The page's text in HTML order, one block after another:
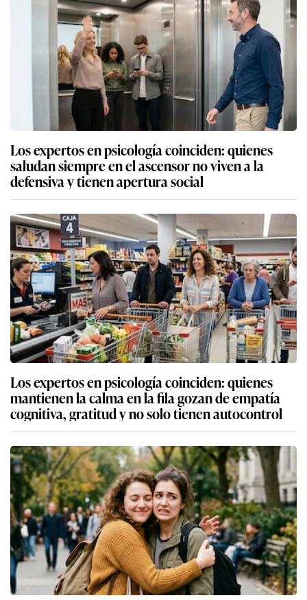
Los expertos en psicología coinciden: quienes
saludan siempre en el ascensor no viven a la
defensiva y tienen apertura social
Los expertos en psicología coinciden: quienes
mantienen la calma en la fila gozan de empatía
cognitiva, gratitud y no solo tienen autocontrol